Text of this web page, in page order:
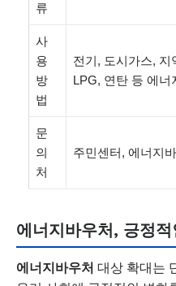
류
사
용
방
법
전기, 도시가스, 지
LPG, 연탄 등 에너
문
의
처
주민센터, 에너지
에너지바우처, 긍정
에너지바우처 대상 확대는